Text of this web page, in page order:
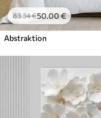
83.34€50.00€
Abstraktion